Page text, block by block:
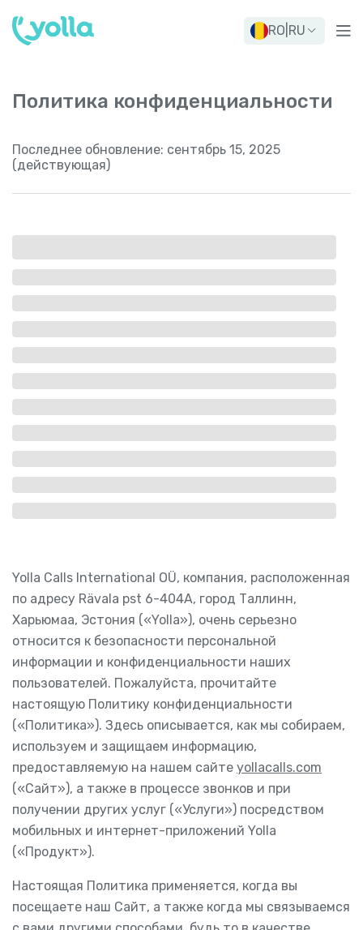
RO RU
Политика конфиденциальности
Последнее обновление: сентябрь 15, 2025
(действующая)
Yolla Calls International OÜ, компания, расположенная
по адресу Rävala pst 6-404A, город Таллинн,
Харьюмаа, Эстония («Yolla»), очень серьезно
относится к безопасности персональной
информации и конфиденциальности наших
пользователей. Пожалуйста, прочитайте
настоящую Политику конфиденциальности
(«Политика»). Здесь описывается, как мы собираем,
используем и защищаем информацию,
предоставляемую на нашем сайте yollacalls.com
(«Сайт»), а также в процессе звонков и при
получении других услуг («Услуги») посредством
мобильных и интернет-приложений Yolla
(«Продукт»).
Настоящая Политика применяется, когда вы
посещаете наш Сайт, а также когда мы связываемся